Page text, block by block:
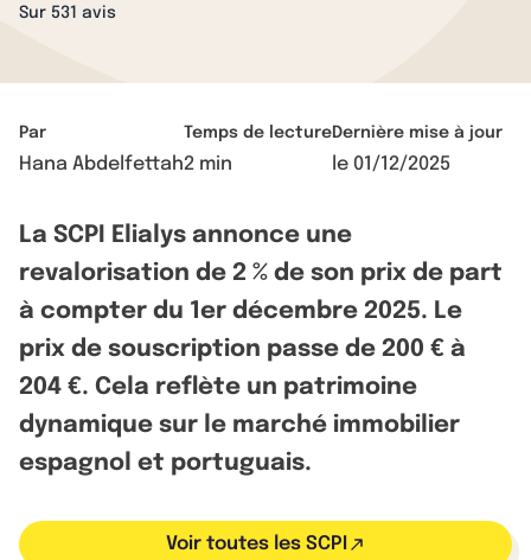
Sur 531 avis
Par
Hana Abdelfettah
Temps de lecture
2 min
Dernière mise à jour
le 01/12/2025
La SCPI Elialys annonce une
revalorisation de 2 % de son prix de part
à compter du 1er décembre 2025. Le
prix de souscription passe de 200 € à
204 €. Cela reflète un patrimoine
dynamique sur le marché immobilier
espagnol et portuguais.
Voir toutes les SCPI